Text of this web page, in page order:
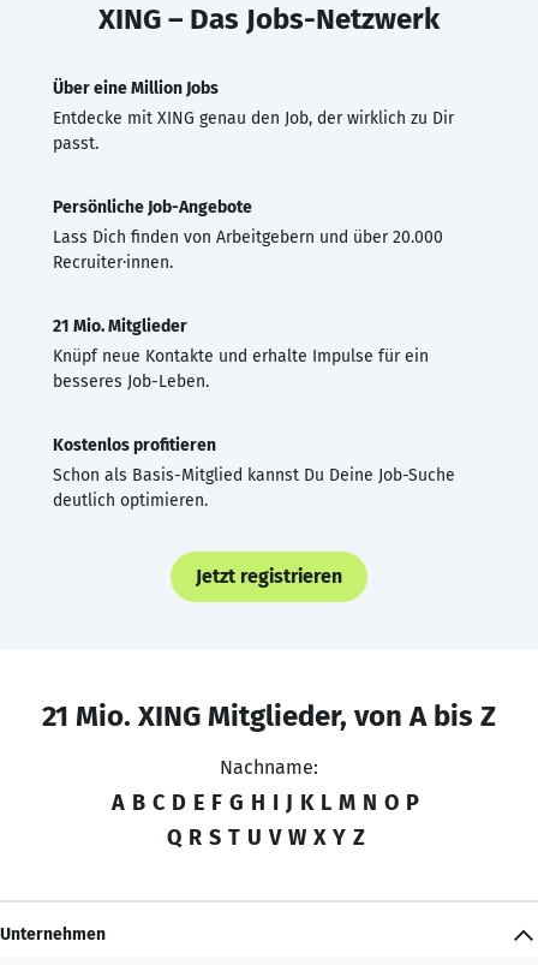
XING – Das Jobs-Netzwerk
Über eine Million Jobs
Entdecke mit XING genau den Job, der wirklich zu Dir
passt.
Persönliche Job-Angebote
Lass Dich finden von Arbeitgebern und über 20.000
Recruiter·innen.
21 Mio. Mitglieder
Knüpf neue Kontakte und erhalte Impulse für ein
besseres Job-Leben.
Kostenlos profitieren
Schon als Basis-Mitglied kannst Du Deine Job-Suche
deutlich optimieren.
Jetzt registrieren
21 Mio. XING Mitglieder, von A bis Z
Nachname:
A B C D E F G H I J K L M N O P
Q R S T U V W X Y Z
Unternehmen